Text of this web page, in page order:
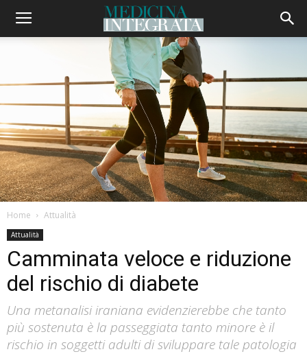
Home Attualità
Attualità
Camminata veloce e riduzione
del rischio di diabete
Una metanalisi iraniana evidenzierebbe che tanto
più sostenuta è la passeggiata tanto minore è il
rischio in soggetti adulti di sviluppare tale patologia